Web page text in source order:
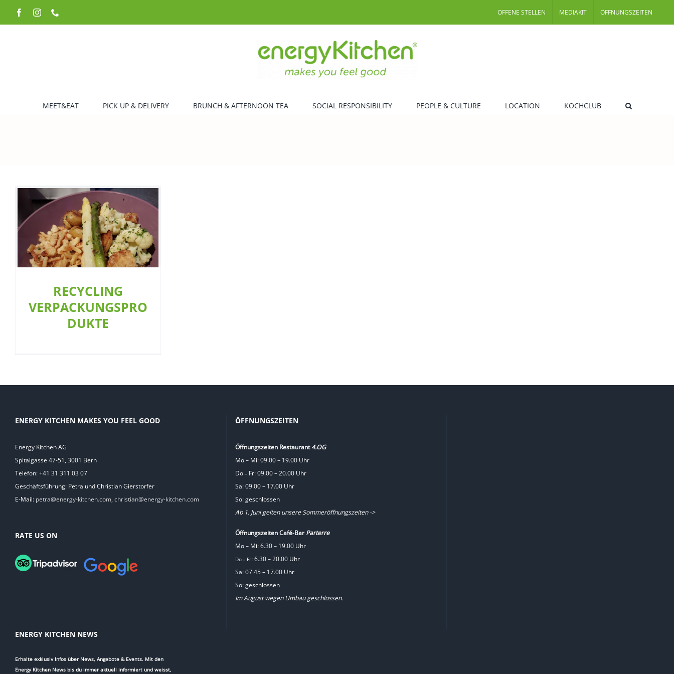
Inhalt
FacebookInstagram OFFENE STELLEN MEDIAKIT ÖFFNUNGSZEITEN
MEET&EAT PICK UP & DELIVERY BRUNCH & AFTERNOON TEA SOCIAL RESPONSIBILITY PEOPLE & CULTURE LOCATION KOCHCLUB
RECYCLING
VERPACKUNGSPRODUKTE
Allgemein Restaurant
RECYCLING
VERPACKUNGSPRO
DUKTE
ENERGY KITCHEN MAKES YOU FEEL GOOD
Energy Kitchen AG
Spitalgasse 47-51, 3001 Bern
Telefon: +41 31 311 03 07
Geschäftsführung: Petra und Christian Gierstorfer
E-Mail: petra@energy-kitchen.com, christian@energy-kitchen.com
RATE US ON
ÖFFNUNGSZEITEN
Öffnungszeiten Restaurant4.OG
Mo – Mi: 09.00 – 19.00 Uhr
Do –Fr: 09.00 – 20.00 Uhr
Sa: 09.00 – 17.00 Uhr
So: geschlossen
Ab 1. Juni gelten unsere Sommeröffnungszeiten ->
Öffnungszeiten Café-BarParterre
Mo – Mi: 6.30 – 19.00 Uhr
Do –Fr: 6.30 – 20.00 Uhr
Sa: 07.45 – 17.00 Uhr
So: geschlossen
Im August wegen Umbau geschlossen.
ENERGY KITCHEN NEWS
Erhalte exklusiv Infos über News, Angebote & Events. Mit den
Energy Kitchen News bis du immer aktuell informiert und weisst,